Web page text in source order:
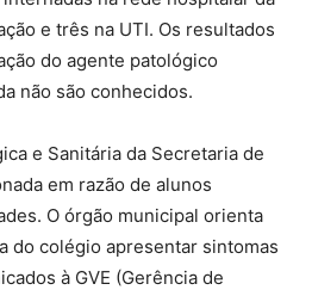
e três na UTI. Os resultados
do agente patológico
não são conhecidos.
e Sanitária da Secretaria de
em razão de alunos
O órgão municipal orienta
do colégio apresentar sintomas
à GVE (Gerência de